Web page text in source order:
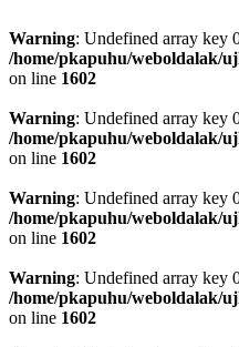
Warning: Undefined array key
/home/pkapuhu/weboldalak/
on line 1602
Warning: Undefined array key
/home/pkapuhu/weboldalak/
on line 1602
Warning: Undefined array key
/home/pkapuhu/weboldalak/
on line 1602
Warning: Undefined array key
/home/pkapuhu/weboldalak/
on line 1602